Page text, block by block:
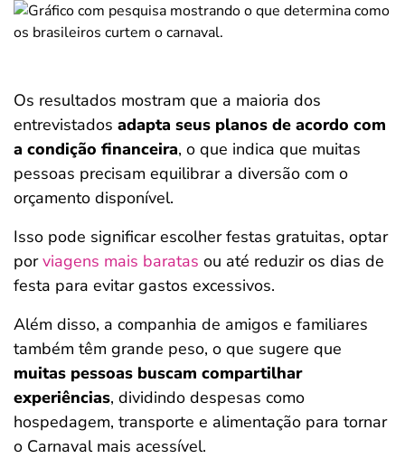
Os resultados mostram que a maioria dos
entrevistados adapta seus planos de acordo com
a condição financeira, o que indica que muitas
pessoas precisam equilibrar a diversão com o
orçamento disponível.
Isso pode significar escolher festas gratuitas, optar
porviagens mais baratas ou até reduzir os dias de
festa para evitar gastos excessivos.
Além disso, a companhia de amigos e familiares
também têm grande peso, o que sugere que
muitas pessoas buscam compartilhar
experiências, dividindo despesas como
hospedagem, transporte e alimentação para tornar
o Carnaval mais acessível.